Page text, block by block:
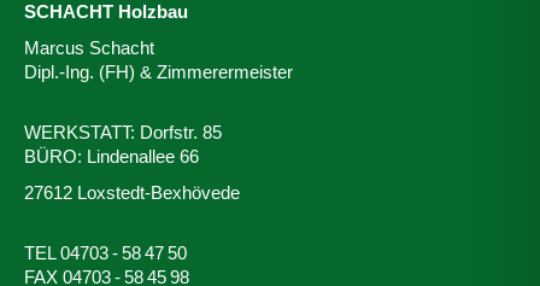
SCHACHT Holzbau
Marcus Schacht
Dipl.-Ing. (FH) & Zimmerermeister
WERKSTATT: Dorfstr. 85
BÜRO: Lindenallee 66
27612 Loxstedt-Bexhövede
TEL 04703 - 58 47 50
FAX 04703 - 58 45 98